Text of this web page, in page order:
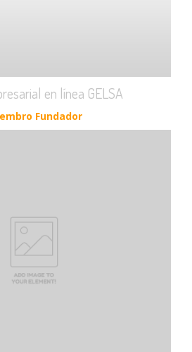
en línea GELSA
Fundador